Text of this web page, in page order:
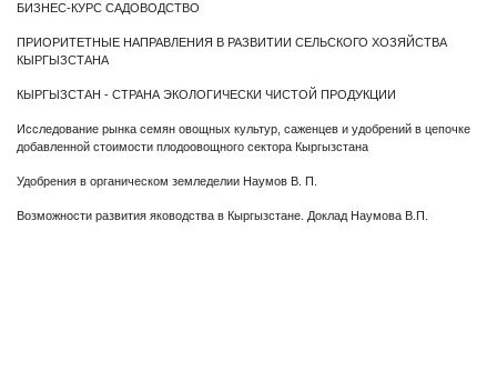
БИЗНЕС-КУРС САДОВОДСТВО
ПРИОРИТЕТНЫЕ НАПРАВЛЕНИЯ В РАЗВИТИИ СЕЛЬСКОГО ХОЗЯЙСТВА
КЫРГЫЗСТАНА
КЫРГЫЗСТАН - СТРАНА ЭКОЛОГИЧЕСКИ ЧИСТОЙ ПРОДУКЦИИ
Исследование рынка семян овощных культур, саженцев и удобрений в цепочке
добавленной стоимости плодоовощного сектора Кыргызстана
Удобрения в органическом земледелии Наумов В. П.
Возможности развития яководства в Кыргызстане. Доклад Наумова В.П.